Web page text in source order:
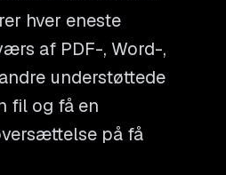
hver eneste
af PDF-, Word-,
understøttede
fil og få en
på få